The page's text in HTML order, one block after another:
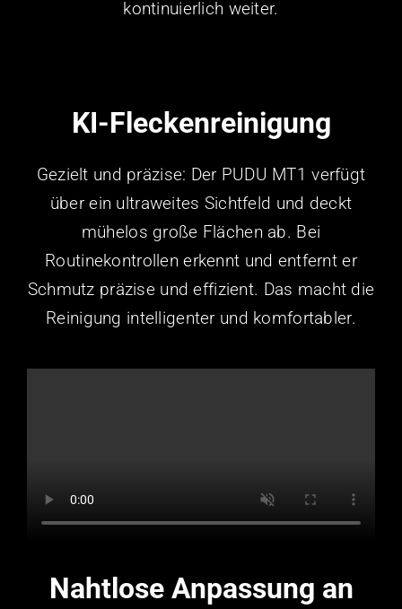
kontinuierlich weiter.
KI-Fleckenreinigung
Gezielt und präzise: Der PUDU MT1 verfügt
über ein ultraweites Sichtfeld und deckt
mühelos große Flächen ab. Bei
Routinekontrollen erkennt und entfernt er
Schmutz präzise und effizient. Das macht die
Reinigung intelligenter und komfortabler.
Nahtlose Anpassung an